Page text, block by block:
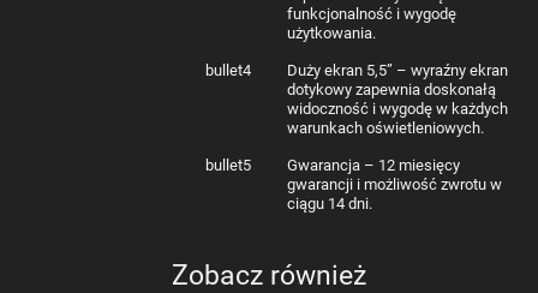
kraju / regionu. Aby uzyskać więcej informacji, sprawdź
lokalne przepisy prawne.
5,725-5,850 GHz;
*Dozwolona częstotliwość robocza zależy od państwa /
funkcjonalność i wygodę
użytkowania.
bullet4
Duży ekran 5,5” – wyraźny ekran
dotykowy zapewnia doskonałą
widoczność i wygodę w każdych
warunkach oświetleniowych.
bullet5
Gwarancja – 12 miesięcy
gwarancji i możliwość zwrotu w
ciągu 14 dni.
Zobacz również